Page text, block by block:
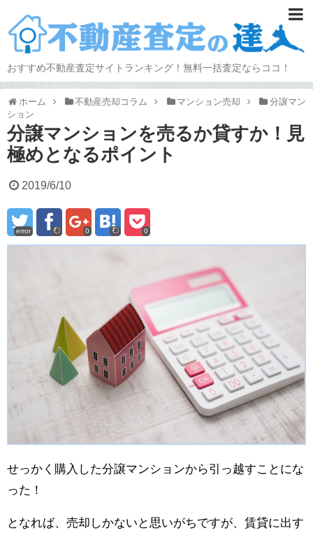
おすすめ不動産査定サイトランキング！無料一括査定ならココ！
ホーム 不動産売却コラム マンション売却
分譲マン
ション
分譲マンションを売るか貸すか！見
極めとなるポイント
2019/6/10
error 0 0
せっかく購入した分譲マンションから引っ越すことにな
った！
となれば、売却しかないと思いがちですが、賃貸に出す